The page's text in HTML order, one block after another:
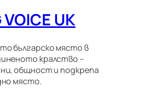
VOICE UK
българско място в
кралство –
общност и подкрепа
място.